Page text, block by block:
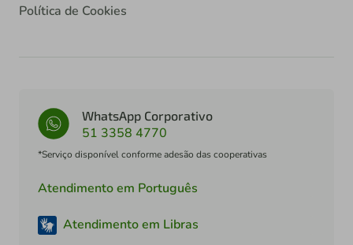
Política de Cookies
WhatsApp Corporativo
51 3358 4770
*Serviço disponível conforme adesão das cooperativas
Atendimento em Português
Atendimento em Libras